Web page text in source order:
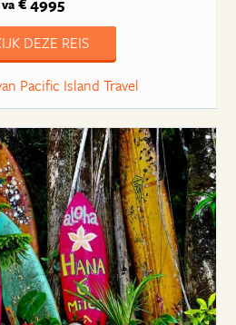
va
DEZE REIS
Pacific Island Travel